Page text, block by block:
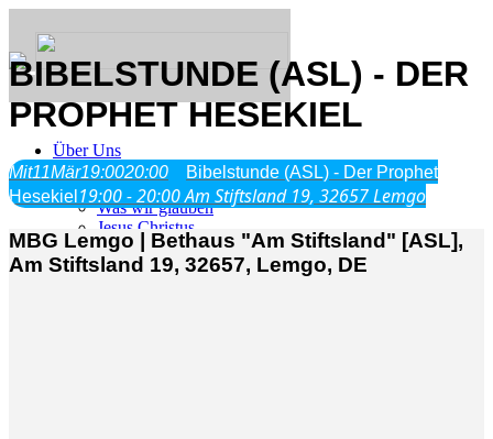
Über Uns
Was wir glauben
Jesus Christus
Geschichte
BIBELSTUNDE (ASL) - DER
PROPHET HESEKIEL
Mit11Mär19:0020:00
Bibelstunde (ASL) - Der Prophet
Hesekiel 19:00 - 20:00Am Stiftsland 19, 32657 Lemgo
MBG Lemgo | Bethaus "Am Stiftsland" [ASL],
Am Stiftsland 19, 32657, Lemgo, DE